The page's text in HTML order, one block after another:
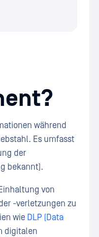
während
Es umfasst
der
bekannt).
von
-verletzungen zu
wie DLP (Data
digitalen